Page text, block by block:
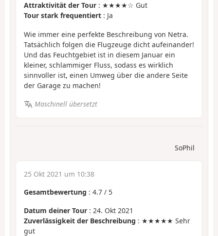
Attraktivität der Tour : ★★★★☆ Gut
Tour stark frequentiert : Ja
Wie immer eine perfekte Beschreibung von Netra.
Tatsächlich folgen die Flugzeuge dicht aufeinander!
Und das Feuchtgebiet ist in diesem Januar ein
kleiner, schlammiger Fluss, sodass es wirklich
sinnvoller ist, einen Umweg über die andere Seite
der Garage zu machen!
Maschinell übersetzt
SoPhil
25 Okt 2021 um 10:38
Gesamtbewertung : 4.7 / 5
Datum deiner Tour : 24. Okt 2021
Zuverlässigkeit der Beschreibung : ★★★★★ Sehr
gut